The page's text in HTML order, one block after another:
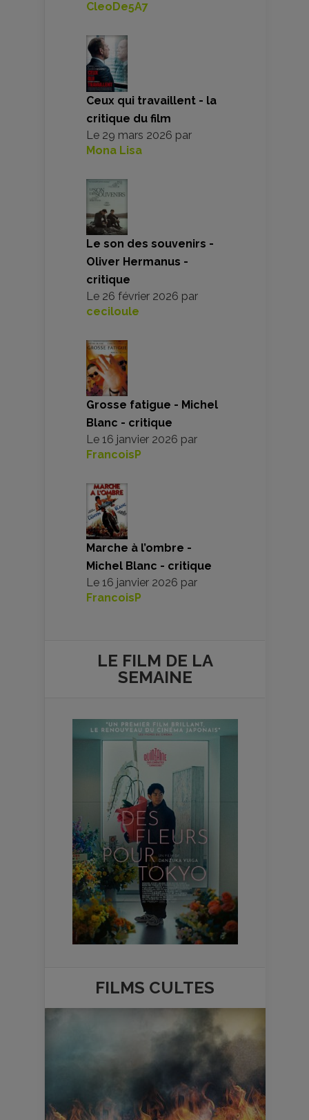
CleoDe5A7
Ceux qui travaillent - la
critique du film
Le 29 mars 2026 par
Mona Lisa
Le son des souvenirs -
Oliver Hermanus -
critique
Le 26 février 2026 par
ceciloule
Grosse fatigue - Michel
Blanc - critique
Le 16 janvier 2026 par
FrancoisP
Marche à l’ombre -
Michel Blanc - critique
Le 16 janvier 2026 par
FrancoisP
LE FILM DE LA
SEMAINE
FILMS CULTES